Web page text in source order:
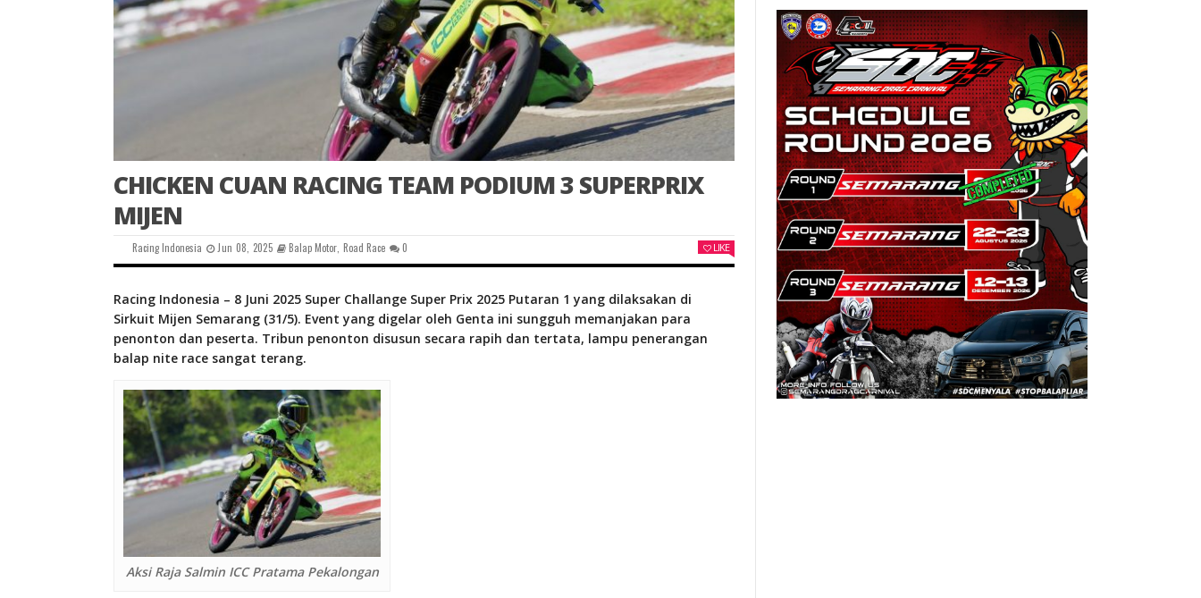
CHICKEN CUAN RACING TEAM PODIUM 3 SUPERPRIX
MIJEN
Racing Indonesia Jun 08, 2025 Balap Motor Road Race 0 LIKE
Racing Indonesia – 8 Juni 2025 Super Challange Super Prix 2025 Putaran 1 yang dilaksakan di
Sirkuit Mijen Semarang (31/5). Event yang digelar oleh Genta ini sungguh memanjakan para
penonton dan peserta. Tribun penonton disusun secara rapih dan tertata, lampu penerangan
balap nite race sangat terang.
Aksi Raja Salmin ICC Pratama Pekalongan